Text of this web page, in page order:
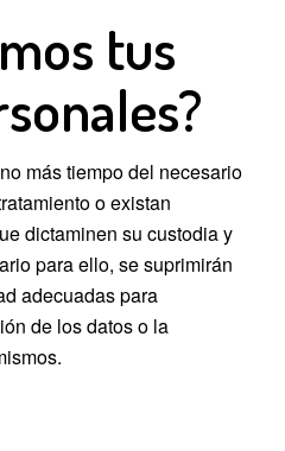
tus
más tiempo del necesario
o existan
dictaminen su custodia y
para ello, se suprimirán
adecuadas para
de los datos o la